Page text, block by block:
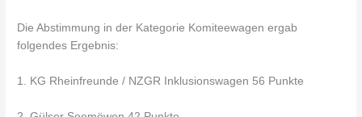
Die Abstimmung in der Kategorie Komiteewagen ergab
folgendes Ergebnis:
1. KG Rheinfreunde / NZGR Inklusionswagen 56 Punkte